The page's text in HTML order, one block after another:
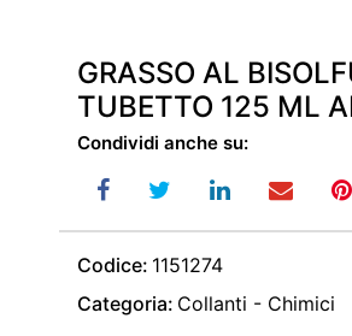
GRASSO AL
TUBETTO 125 ML
Condividi anche su:
Codice: 1151274
Categoria: Collanti - Chimici